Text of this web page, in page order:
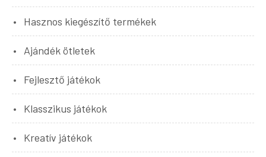
Hasznos kiegészítő termékek
Ajándék ötletek
Fejlesztő játékok
Klasszikus játékok
Kreatív játékok